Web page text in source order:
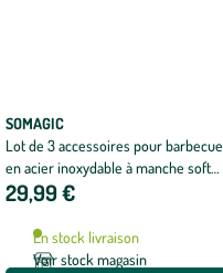
SOMAGIC
Lot de 3 accessoires pour barbecue
en acier inoxydable à manche soft
touch
29,99 €
En stock livraison
Voir stock magasin